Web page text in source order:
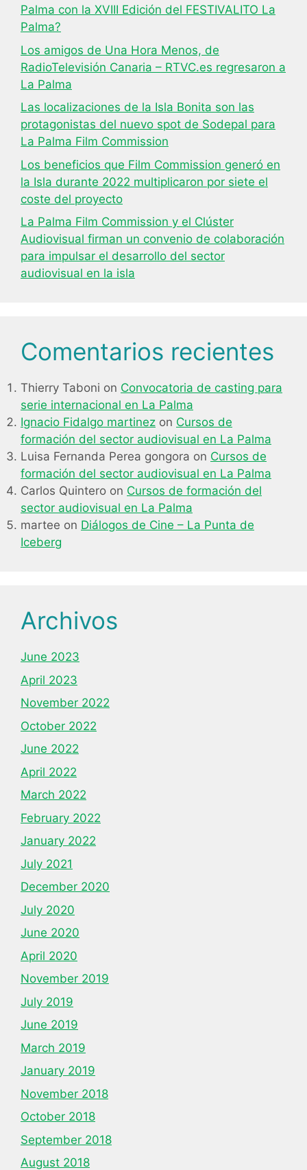
Palma con la XVIII Edición del FESTIVALITO La
Palma?
Los amigos de Una Hora Menos, de
RadioTelevisión Canaria – RTVC.es regresaron a
La Palma
Las localizaciones de la Isla Bonita son las
protagonistas del nuevo spot de Sodepal para
La Palma Film Commission
Los beneficios que Film Commission generó en
la Isla durante 2022 multiplicaron por siete el
coste del proyecto
La Palma Film Commission y el Clúster
Audiovisual firman un convenio de colaboración
para impulsar el desarrollo del sector
audiovisual en la isla
Comentarios recientes
Thierry Taboni on Convocatoria de casting para
serie internacional en La Palma
Ignacio Fidalgo martinez on Cursos de
formación del sector audiovisual en La Palma
Luisa Fernanda Perea gongora on Cursos de
formación del sector audiovisual en La Palma
Carlos Quintero on Cursos de formación del
sector audiovisual en La Palma
martee on Diálogos de Cine – La Punta de
Iceberg
Archivos
June 2023
April 2023
November 2022
October 2022
June 2022
April 2022
March 2022
February 2022
January 2022
July 2021
December 2020
July 2020
June 2020
April 2020
November 2019
July 2019
June 2019
March 2019
January 2019
November 2018
October 2018
September 2018
August 2018